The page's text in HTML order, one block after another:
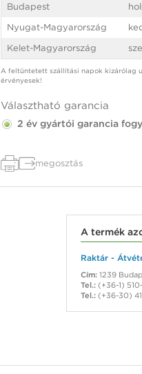
Budapest
Nyugat-Magyarország
Kelet-Magyarország
A feltüntetett szállítási napok kizárólag
érvényesek!
Választható garancia
2 év gyártói garancia
megosztás
A termék
Raktár -
Cím: 1239
Tel.: (+36-1)
Tel.: (+36-30)